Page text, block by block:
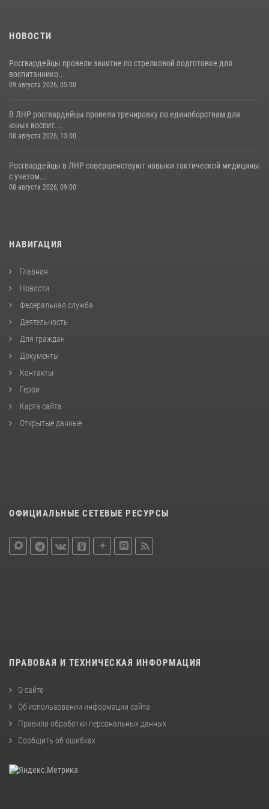
НОВОСТИ
Росгвардейцы провели занятие по стрелковой подготовке для
воспитаннико...
09 августа 2026, 05:00
В ЛНР росгвардейцы провели тренировку по единоборствам для
юных воспит...
08 августа 2026, 13:00
Росгвардейцы в ЛНР совершенствуют навыки тактической медицины
с учетом...
08 августа 2026, 09:00
НАВИГАЦИЯ
Главная
Новости
Федеральная служба
Деятельность
Для граждан
Документы
Контакты
Герои
Карта сайта
Открытые данные
ОФИЦИАЛЬНЫЕ СЕТЕВЫЕ РЕСУРСЫ
ПРАВОВАЯ И ТЕХНИЧЕСКАЯ ИНФОРМАЦИЯ
О сайте
Об использовании информации сайта
Правила обработки персональных данных
Сообщить об ошибках